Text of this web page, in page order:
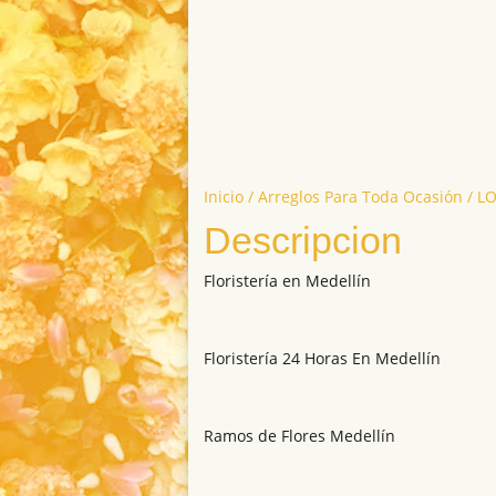
Inicio / Arreglos Para Toda Ocasión /
Descripcion
Floristería en Medellín
Floristería 24 Horas En Medellín
Ramos de Flores Medellín